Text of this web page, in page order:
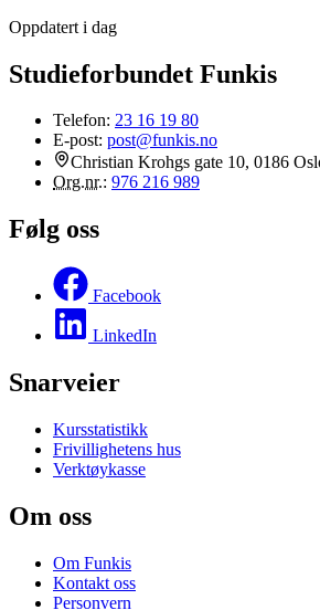
Oppdatert i dag
Studieforbundet Funkis
Telefon: 23 16 19 80
E-post: post@funkis.no
Christian Krohgs gate 10, 0186
Org.nr.: 976 216 989
Følg oss
Facebook
LinkedIn
Snarveier
Kursstatistikk
Frivillighetens hus
Verktøykasse
Om oss
Om Funkis
Kontakt oss
Personvern